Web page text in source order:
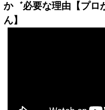
か゛必要な理由【プロ
ん】